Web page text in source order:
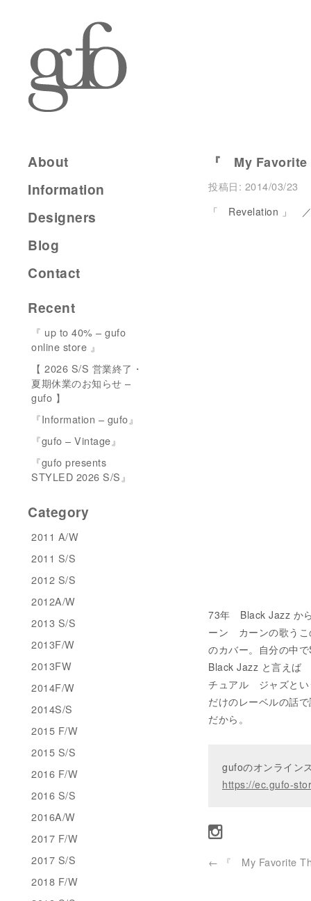
『 My
投稿日: 2014/03/23
「 Revelation 」
73年 Black Jazz か
ーン カーンの歌うこ
のカバー。自分の中
Black Jazz と言えば
チュアル ジャズとい
だけのレーベルの話
だから。
gufoのオンライン
https://ec.gufo-
← 『 My Favorite
About
Information
Designers
Blog
Contact
Recent
『 up to 40% – gufo
online store 』
【 2026 S/S 営業終了・
夏期休業のお知らせ –
gufo 】
『Information – gufo』
『gufo – Vintage』
『gufo presents
STYLED 2026 S/S』
Category
2011 A/W
2011 S/S
2012 S/S
2012A/W
2013 S/S
2013F/W
2013FW
2014F/W
2014S/S
2015 F/W
2015 S/S
2016 F/W
2016 S/S
2016A/W
2017 F/W
2017 S/S
2018 F/W